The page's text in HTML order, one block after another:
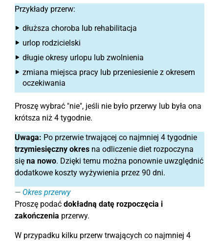
Przykłady przerw:
dłuższa choroba lub rehabilitacja
urlop rodzicielski
długie okresy urlopu lub zwolnienia
zmiana miejsca pracy lub przeniesienie z okresem
oczekiwania
Proszę wybrać "nie", jeśli nie było przerwy lub była ona
krótsza niż 4 tygodnie.
Uwaga: Po przerwie trwającej co najmniej 4 tygodnie
trzymiesięczny okres na odliczenie diet rozpoczyna
się na nowo. Dzięki temu można ponownie uwzględnić
dodatkowe koszty wyżywienia przez 90 dni.
Okres przerwy
Proszę podać dokładną datę rozpoczęcia i
zakończenia przerwy.
W przypadku kilku przerw trwających co najmniej 4